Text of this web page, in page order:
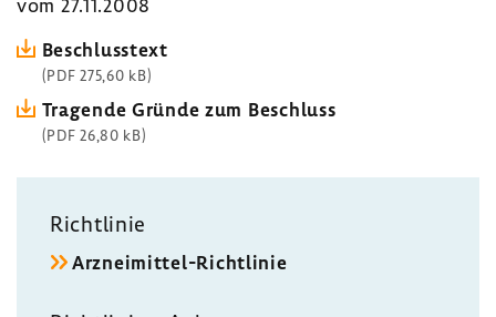
vom 27.11.2008
Beschluss­text
(PDF 275,60 kB)
Tragende Gründe zum Beschluss
(PDF 26,80 kB)
Richt­linie
Arzneimittel-​Richtlinie